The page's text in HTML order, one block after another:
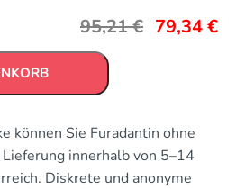
95,21€ 79,34€
können Sie Furadantin ohne
innerhalb von 5–14
Diskrete und anonyme